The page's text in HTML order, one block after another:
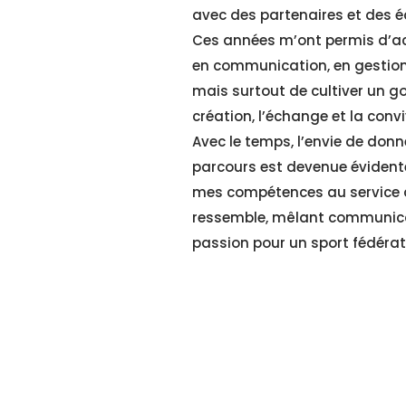
avec des partenaires et des
Ces années m’ont permis
en communication, en
mais surtout de cultiver un
création, l’échange et la
Avec le temps, l’envie de
parcours est devenue
mes compétences au service
ressemble, mêlant
passion pour un sport